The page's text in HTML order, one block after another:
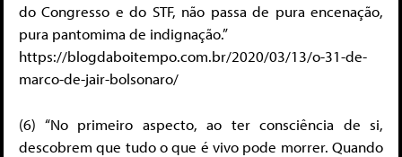
do Congresso e do STF, não passa de pura encenação,
pura pantomima de indignação.”
https://blogdaboitempo.com.br/2020/03/13/o-31-de-
marco-de-jair-bolsonaro/
(6) “No primeiro aspecto, ao ter consciência de si,
descobrem que tudo o que é vivo pode morrer. Quando